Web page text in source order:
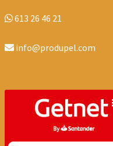
613 26 46 21
info@produpel.com